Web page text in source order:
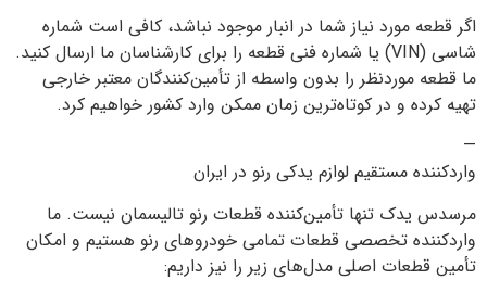
اگر قطعه مورد نیاز شما در انبار موجود نباشد، کافی است شماره
شاسی (VIN) یا شماره فنی قطعه را برای کارشناسان ما ارسال کنید.
ما قطعه موردنظر را بدون واسطه از تأمین‌کنندگان معتبر خارجی
تهیه کرده و در کوتاه‌ترین زمان ممکن وارد کشور خواهیم کرد.
—
واردکننده مستقیم لوازم یدکی رنو در ایران
مرسدس یدک تنها تأمین‌کننده قطعات رنو تالیسمان نیست. ما
واردکننده تخصصی قطعات تمامی خودروهای رنو هستیم و امکان
تأمین قطعات اصلی مدل‌های زیر را نیز داریم: